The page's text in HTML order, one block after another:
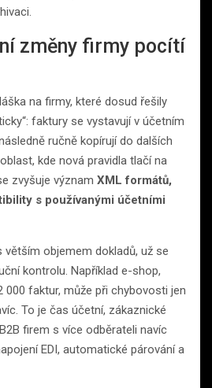
změny firmy pocítí
na firmy, které dosud řešily
faktury se vystavují v účetním
ručně kopírují do dalších
kde nová pravidla tlačí na
zvyšuje význam XML formátů,
s používanými účetními
objemem dokladů, už se
kontrolu. Například e-shop,
000 faktur, může při chybovosti jen
To je čas účetní, zákaznické
firem s více odběrateli navíc
EDI, automatické párování a